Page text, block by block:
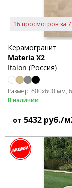
16 просмотров за
Керамогранит
Materia X2
Italon (Россия)
Размер: 600x600 мм
В наличии
от 5432 руб./